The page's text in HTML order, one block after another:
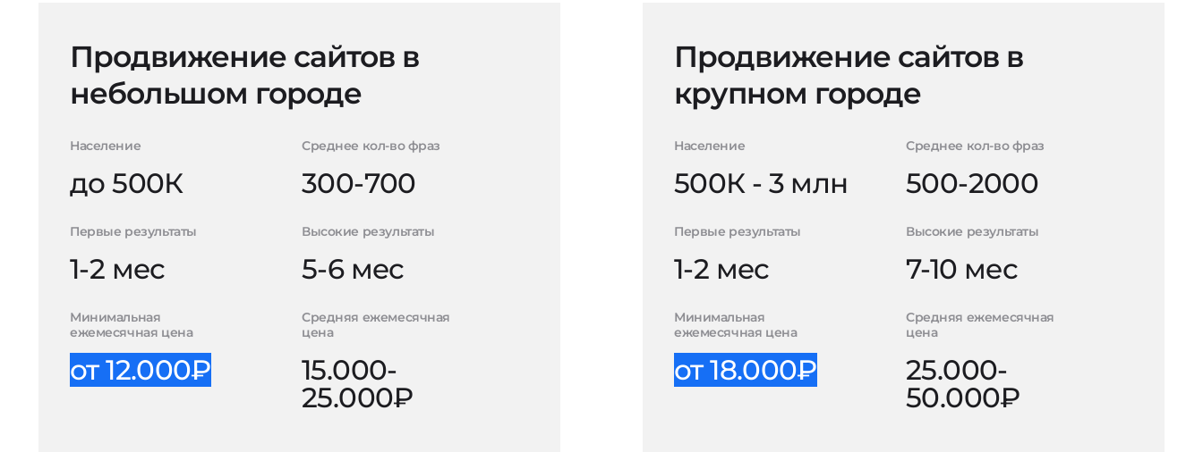
Продвижение сайтов в
небольшом городе
Население
до 500К
Среднее кол-во фраз
300-700
Первые результаты
1-2 мес
Высокие результаты
5-6 мес
Минимальная
ежемесячная цена
от 12.000₽
Средняя ежемесячная
цена
15.000-
25.000₽
Продвижение сайтов в
крупном городе
Население
500К - 3 млн
Среднее кол-во фраз
500-2000
Первые результаты
1-2 мес
Высокие результаты
7-10 мес
Минимальная
ежемесячная цена
от 18.000₽
Средняя ежемесячная
цена
25.000-
50.000₽